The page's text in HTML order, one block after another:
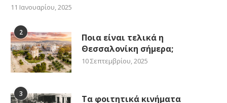
11 Ιανουαρίου, 2025
2
Ποια είναι τελικά η
Θεσσαλονίκη σήμερα;
10 Σεπτεμβρίου, 2025
3 Τα φοιτητικά κινήματα